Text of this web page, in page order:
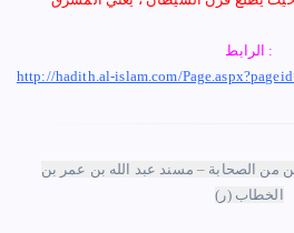
الرابط :
http://hadith.al-islam.com/
من الصحابة – مسند عبد الله بن عمر بن
الخطاب(ر)